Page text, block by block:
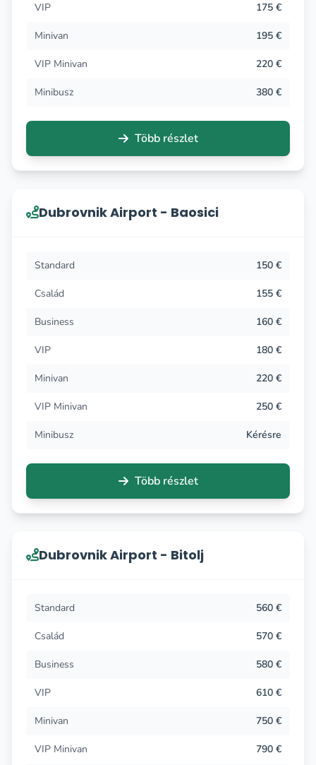
VIP 175 €
Minivan 195 €
VIP Minivan 220 €
Minibusz 380 €
Több részlet
Dubrovnik Airport - Baosici
Standard 150 €
Család 155 €
Business 160 €
VIP 180 €
Minivan 220 €
VIP Minivan 250 €
Minibusz Kérésre
Több részlet
Dubrovnik Airport - Bitolj
Standard 560 €
Család 570 €
Business 580 €
VIP 610 €
Minivan 750 €
VIP Minivan 790 €